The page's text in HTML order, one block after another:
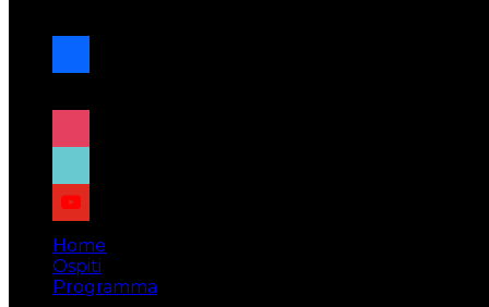
facebook
x
instagram
tiktok
youtube
Home
Ospiti
Programma